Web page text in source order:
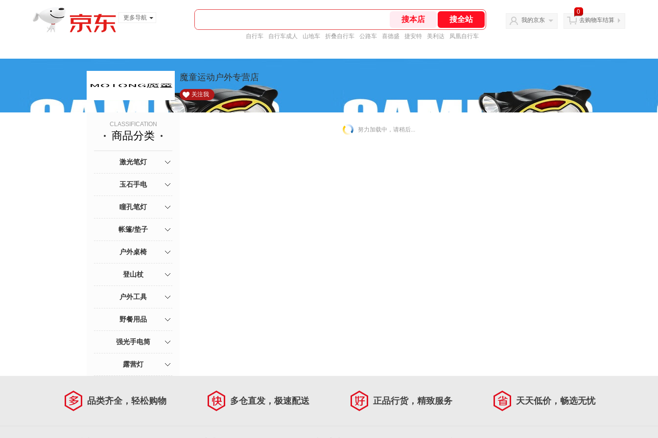
更多导航
自行车 自行车成人 山地车 折叠自行车 公路车 喜德盛 捷安特 美利达 凤凰自行车
我的京东
0
去购物车结算
魔童运动户外专营店
关注我
CLASSIFICATION
商品分类
激光笔灯
玉石手电
瞳孔笔灯
帐篷/垫子
户外桌椅
登山杖
户外工具
野餐用品
强光手电筒
露营灯
努力加载中，请稍后...
品类齐全，轻松购物 多仓直发，极速配送 正品行货，精致服务 天天低价，畅选无忧